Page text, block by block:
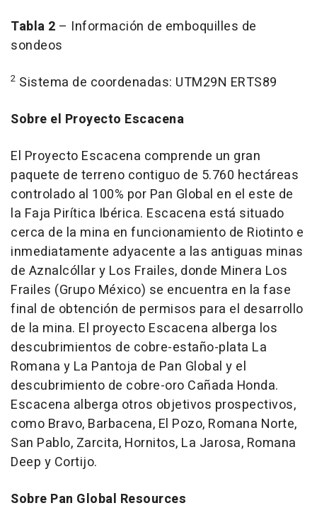
Tabla 2 – Información de emboquilles de
sondeos
2 Sistema de coordenadas: UTM29N ERTS89
Sobre el Proyecto Escacena
El Proyecto Escacena comprende un gran
paquete de terreno contiguo de 5.760 hectáreas
controlado al 100% por Pan Global en el este de
la Faja Pirítica Ibérica. Escacena está situado
cerca de la mina en funcionamiento de Riotinto e
inmediatamente adyacente a las antiguas minas
de Aznalcóllar y Los Frailes, donde Minera Los
Frailes (Grupo México) se encuentra en la fase
final de obtención de permisos para el desarrollo
de la mina. El proyecto Escacena alberga los
descubrimientos de cobre-estaño-plata La
Romana y La Pantoja de Pan Global y el
descubrimiento de cobre-oro Cañada Honda.
Escacena alberga otros objetivos prospectivos,
como Bravo, Barbacena, El Pozo, Romana Norte,
San Pablo, Zarcita, Hornitos, La Jarosa, Romana
Deep y Cortijo.
Sobre Pan Global Resources